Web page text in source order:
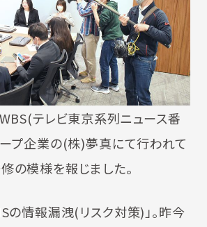
テレビ東京系列ニュース番
プ企業の(株)夢真にて行われて
の模様を報じました。
の情報漏洩(リスク対策)」。昨今